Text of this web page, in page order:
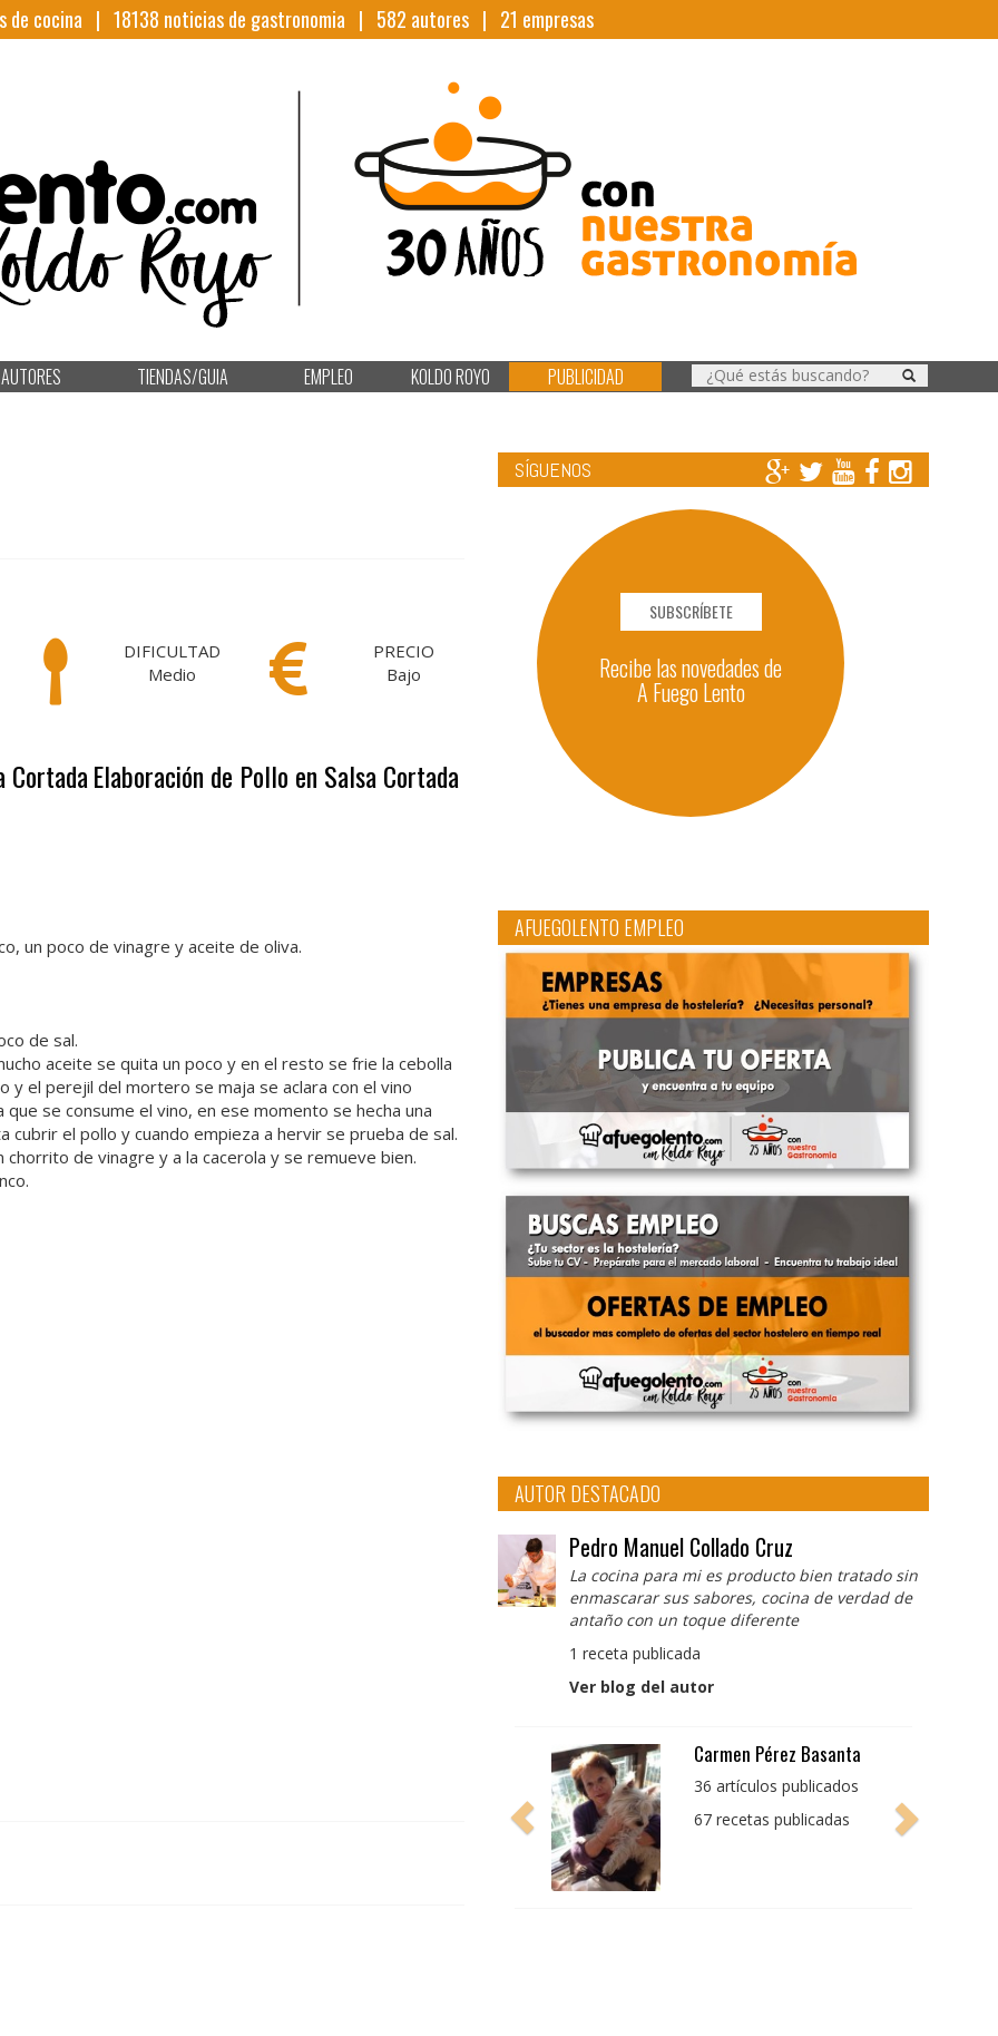
de cocina | 18138 noticias de gastronomia | 582 autores | 21 empresas
AUTORES TIENDAS/GUIA EMPLEO KOLDO ROYO PUBLICIDAD
DIFICULTAD
Medio
PRECIO
Bajo
CortadaElaboración de Pollo en Salsa Cortada
un poco de vinagre y aceite de oliva.
de sal.
aceite se quita un poco y en el resto se frie la cebolla
y el perejil del mortero se maja se aclara con el vino
se consume el vino, en ese momento se hecha una
cubrir el pollo y cuando empieza a hervir se prueba de sal.
de vinagre y a la cacerola y se remueve bien.
SÍGUENOS
SUBSCRÍBETE
Recibe las novedades de
A Fuego Lento
AFUEGOLENTO EMPLEO
AUTOR DESTACADO
Pedro Manuel Collado Cruz
La cocina para mi es producto bien tratado sin
enmascarar sus sabores, cocina de verdad de
antaño con un toque diferente
1 receta publicada
Ver blog del autor
Pedro Manuel Collado
Cruz
producto bien tratado